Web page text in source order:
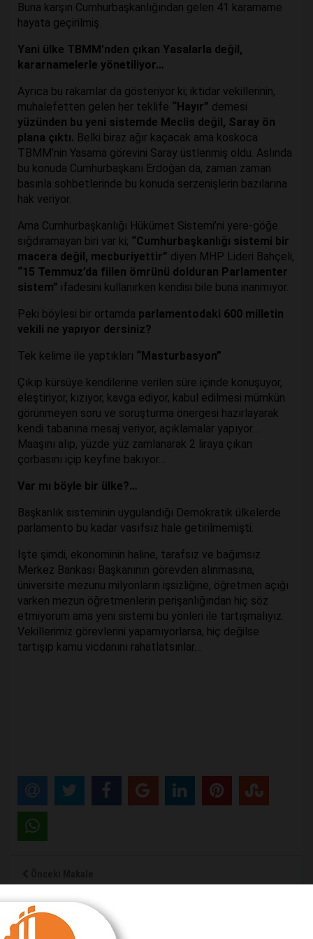
Buna karşın Cumhurbaşkanlığından gelen 41 kararname
hayata geçirilmiş.
Yani ülke TBMM’nden çıkan Yasalarla değil,
kararnamelerle yönetiliyor…
Ayrıca bu rakamlar da gösteriyor ki; iktidar vekillerinin,
muhalefetten gelen her teklife “Hayır” demesi
yüzünden bu yeni sistemde Meclis değil, Saray ön
plana çıktı. Belki biraz ağır kaçacak ama koskoca
TBMM’nin Yasama görevini Saray üstlenmiş oldu. Aslında
bu konuda Cumhurbaşkanı Erdoğan da, zaman zaman
basınla sohbetlerinde bu konuda serzenişlerin bazılarına
hak veriyor.
Ama Cumhurbaşkanlığı Hükümet Sistemi’ni yere-göğe
sığdıramayan biri var ki; “Cumhurbaşkanlığı sistemi bir
macera değil, mecburiyettir” diyen MHP Lideri Bahçeli,
“15 Temmuz’da fiilen ömrünü dolduran Parlamenter
sistem” ifadesini kullanırken kendisi bile buna inanmıyor.
Peki böylesi bir ortamda parlamentodaki 600 milletin
vekili ne yapıyor dersiniz?
Tek kelime ile yaptıkları “Masturbasyon”
Çıkıp kürsüye kendilerine verilen süre içinde konuşuyor,
eleştiriyor, kızıyor, kavga ediyor, kabul edilmesi mümkün
görünmeyen soru ve soruşturma önergesi hazırlayarak
kendi tabanına mesaj veriyor, açıklamalar yapıyor…
Maaşını alıp, yüzde yüz zamlanarak 2 liraya çıkan
çorbasını içip keyfine bakıyor…
Var mı böyle bir ülke?…
Başkanlık sisteminin uygulandığı Demokratik ülkelerde
parlamento bu kadar vasıfsız hale getirilmemişti.
İşte şimdi, ekonominin haline, tarafsız ve bağımsız
Merkez Bankası Başkanının görevden alınmasına,
üniversite mezunu milyonların işsizliğine, öğretmen açığı
varken mezun öğretmenlerin perişanlığından hiç söz
etmiyorum ama yeni sistemi bu yönleri ile tartışmalıyız.
Vekillerimiz görevlerini yapamıyorlarsa, hiç değilse
tartışıp kamu vicdanını rahatlatsınlar…